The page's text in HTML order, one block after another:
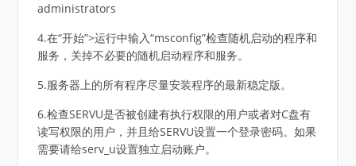
administrators
4.在“开始”>运行中输入“msconfig”检查随机启动的程序和
服务，关掉不必要的随机启动程序和服务。
5.服务器上的所有程序尽量安装程序的最新稳定版。
6.检查SERVU是否被创建有执行权限的用户或者对C盘有
读写权限的用户，并且给SERVU设置一个登录密码。如果
需要请给serv_u设置独立启动账户。